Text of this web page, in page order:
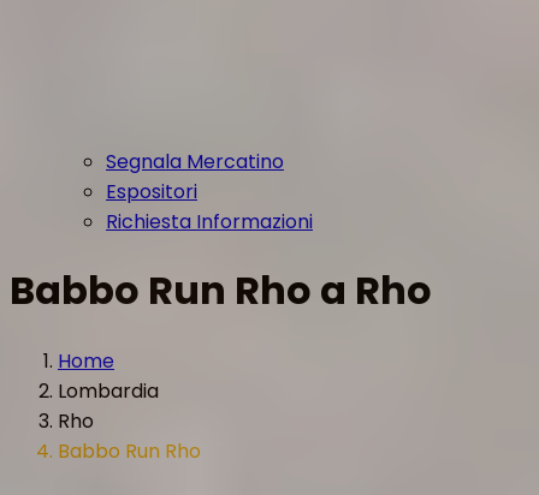
Segnala Mercatino
Espositori
Richiesta Informazioni
Babbo Run Rho a Rho
Home
Lombardia
Rho
Babbo Run Rho